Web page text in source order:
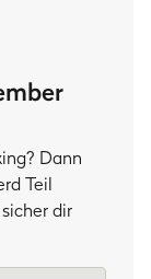
Dann
Teil
dir